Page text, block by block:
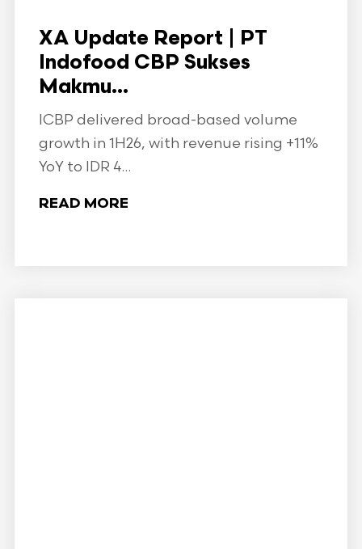
XA Update Report | PT
Indofood CBP Sukses
Makmu...
ICBP delivered broad-based volume
growth in 1H26, with revenue rising +11%
YoY to IDR 4...
READ MORE